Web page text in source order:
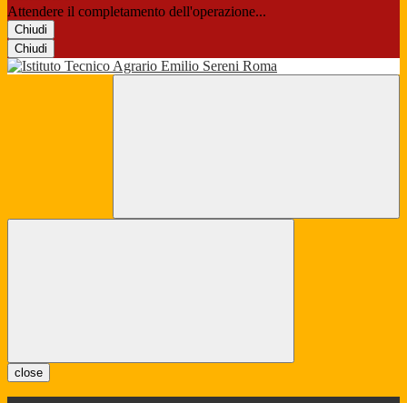
Attendere il completamento dell'operazione...
Chiudi
Chiudi
close